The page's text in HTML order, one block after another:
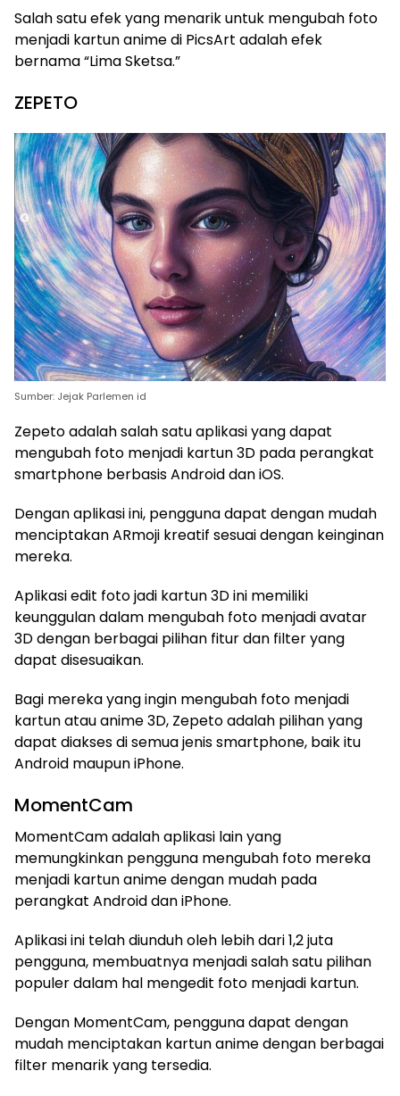
Salah satu efek yang menarik untuk mengubah foto
menjadi kartun anime di PicsArt adalah efek
bernama “Lima Sketsa.”
ZEPETO
Sumber: Jejak Parlemen id
Zepeto adalah salah satu aplikasi yang dapat
mengubah foto menjadi kartun 3D pada perangkat
smartphone berbasis Android dan iOS.
Dengan aplikasi ini, pengguna dapat dengan mudah
menciptakan ARmoji kreatif sesuai dengan keinginan
mereka.
Aplikasi edit foto jadi kartun 3D ini memiliki
keunggulan dalam mengubah foto menjadi avatar
3D dengan berbagai pilihan fitur dan filter yang
dapat disesuaikan.
Bagi mereka yang ingin mengubah foto menjadi
kartun atau anime 3D, Zepeto adalah pilihan yang
dapat diakses di semua jenis smartphone, baik itu
Android maupun iPhone.
MomentCam
MomentCam adalah aplikasi lain yang
memungkinkan pengguna mengubah foto mereka
menjadi kartun anime dengan mudah pada
perangkat Android dan iPhone.
Aplikasi ini telah diunduh oleh lebih dari 1,2 juta
pengguna, membuatnya menjadi salah satu pilihan
populer dalam hal mengedit foto menjadi kartun.
Dengan MomentCam, pengguna dapat dengan
mudah menciptakan kartun anime dengan berbagai
filter menarik yang tersedia.